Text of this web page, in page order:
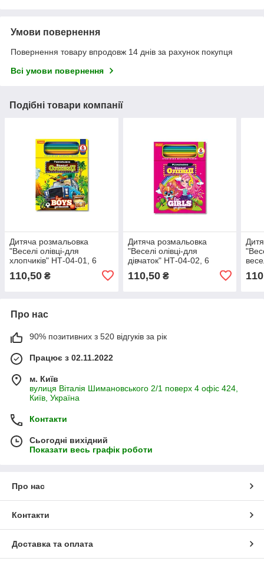
Умови повернення
Повернення товару впродовж 14 днів за рахунок покупця
Всі умови повернення
Подібні товари компанії
Дитяча розмальовка
"Веселі олівці-для
хлопчиків" НТ-04-01, 6
110,50 ₴
Дитяча розмальовка
"Веселі олівці-для
дівчаток" НТ-04-02, 6
110,50₴
Про нас
90% позитивних з 520 відгуків за рік
Працює з 02.11.2022
м. Київ
вулиця Віталія Шимановського 2/1 поверх 4 офіс 424,
Київ, Україна
Контакти
Сьогодні вихідний
Показати весь графік роботи
Про нас
Контакти
Доставка та оплата